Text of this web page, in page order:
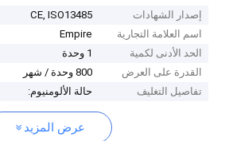
إصدار الشهادات
CE, ISO13485
اسم العلامة التجارية
Empire
الحد الأدنى لكمية
1 وحدة
القدرة على العرض
800 وحدة / شهر
تفاصيل التغليف
حالة الألومنيوم:
عرض المزيد